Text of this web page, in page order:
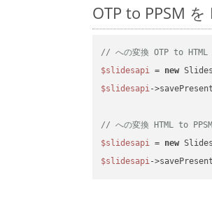
OTP to PPSM
// への変換 OTP to HTML
$slidesapi = new
$slidesapi-
// への変換 HTML to PPSM
$slidesapi = new
$slidesapi-